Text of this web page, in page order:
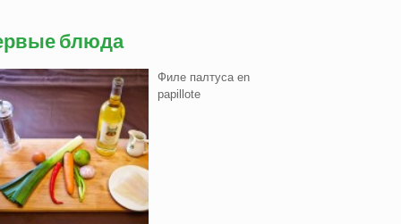
блюда
Филе палтуса en
papillote